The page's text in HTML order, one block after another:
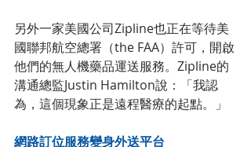
另外一家美國公司Zipline也正在等待美
國聯邦航空總署（the FAA）許可，開啟
他們的無人機藥品運送服務。Zipline的
溝通總監Justin Hamilton說：「我認
為，這個現象正是遠程醫療的起點。」
網路訂位服務變身外送平台